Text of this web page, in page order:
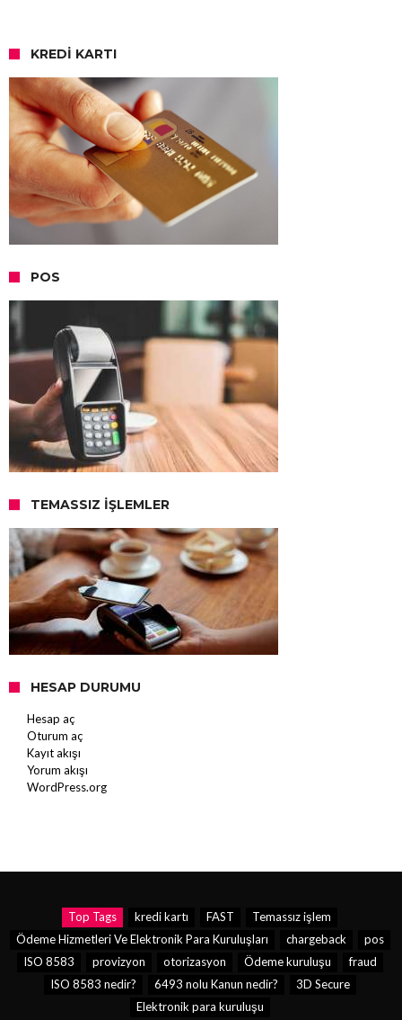
KREDI KARTI
POS
TEMASSIZ İŞLEMLER
HESAP DURUMU
Hesap aç
Oturum aç
Kayıt akışı
Yorum akışı
WordPress.org
Top Tags kredi kartı FAST
Temassız işlem
Ödeme Hizmetleri Ve Elektronik Para Kuruluşları
chargeback
pos
ISO 8583
provizyon otorizasyon Ödeme kuruluşu
fraud
ISO 8583 nedir?
6493 nolu Kanun nedir?
3D Secure
Elektronik para kuruluşu